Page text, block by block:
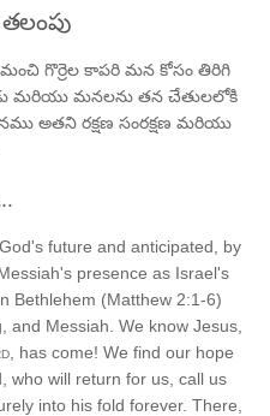
గొర్రెల కాపరి మన కోసం తిరిగి
మరియు మనలను తన చేతులలోకి
అతని రక్షణ సంరక్షణ మరియు
future and anticipated, by
presence as Israel's
Bethlehem (Matthew 2:1-6)
and Messiah. We know Jesus,
, has come! We find our hope
who will return for us, call us
into his fold forever. There,